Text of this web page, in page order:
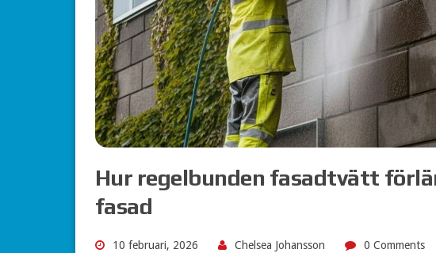
Hur regelbunden fasadtvätt
fasad
10 februari, 2026 Chelsea Johansson 0 Comments